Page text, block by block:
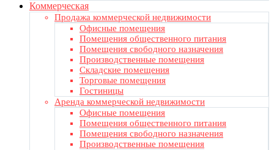
Коммерческая
Продажа коммерческой недвижимости
Офисные помещения
Помещения общественного питания
Помещения свободного назначения
Производственные помещения
Складские помещения
Торговые помещения
Гостиницы
Аренда коммерческой недвижимости
Офисные помещения
Помещения общественного питания
Помещения свободного назначения
Производственные помещения